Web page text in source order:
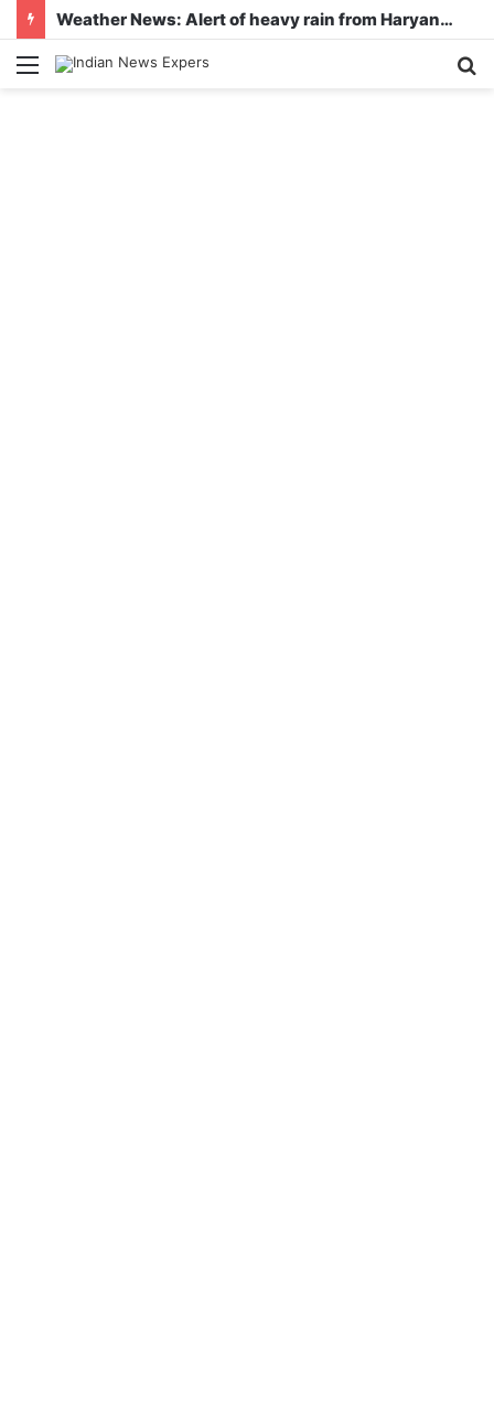
Weather News: Alert of heavy rain from Haryana-Gujarat to Odisha, monsoon is active in many states
Menu